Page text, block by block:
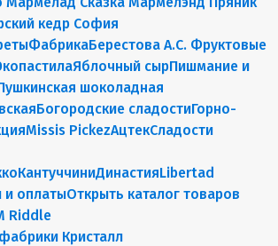
кедр София
ФабрикаБерестова А.С. Фруктовые
Яблочный сырПишмание и
шоколадная
Богородские сладостиГорно-
Missis PickezАцтекСладости
КантуччиниДинастияLibertad
и оплатыОткрыть каталог товаров
Riddle
Кристалл